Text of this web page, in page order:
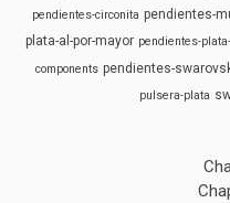
pendientes-circonita pendientes-
plata-al-por-mayor pendientes-
components pendientes-
pulsera-plata